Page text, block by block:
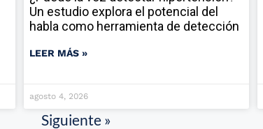
Un estudio explora el potencial del
habla como herramienta de detección
LEER MÁS »
agosto 4, 2026
Siguiente »